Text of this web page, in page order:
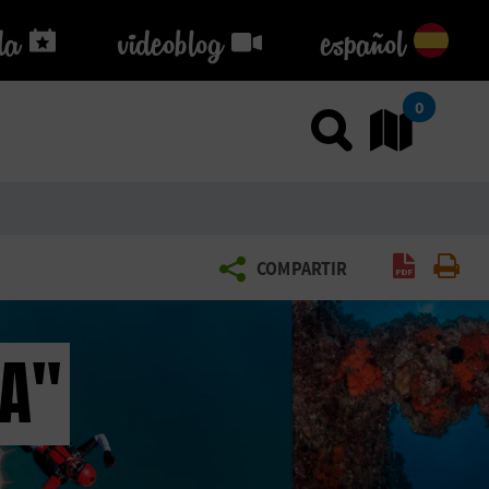
videoblog
videoblog español
Usar el
0
COMPARTIR Generar